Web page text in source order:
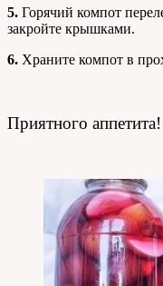
5. Горячий компот
закройте крышками.
6. Храните компот в
Приятного аппетита!